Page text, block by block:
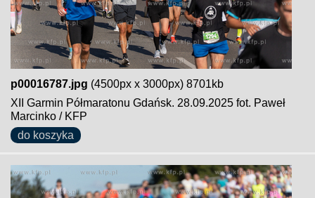
p00016787.jpg (4500px x 3000px) 8701kb
XII Garmin Półmaratonu Gdańsk. 28.09.2025 fot. Paweł
Marcinko / KFP
do koszyka